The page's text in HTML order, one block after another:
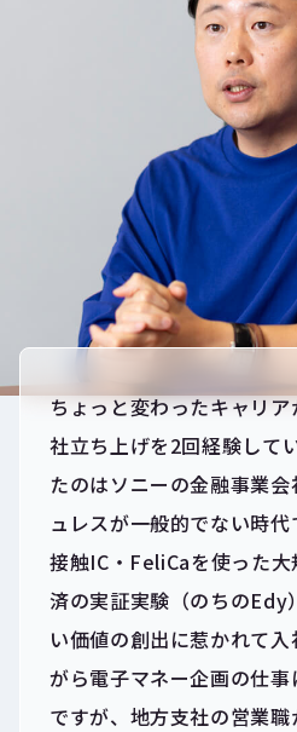
ちょっと変わったキャリ
社立ち上げを2回経験して
たのはソニーの金融事業
ュレスが一般的でない時
接触IC・FeliCaを使った
済の実証実験（のちのEdy
い価値の創出に惹かれて
がら電子マネー企画の仕
ですが、地方支社の営業